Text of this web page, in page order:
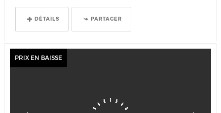
DÉTAILS PARTAGER
PRIX EN BAISSE